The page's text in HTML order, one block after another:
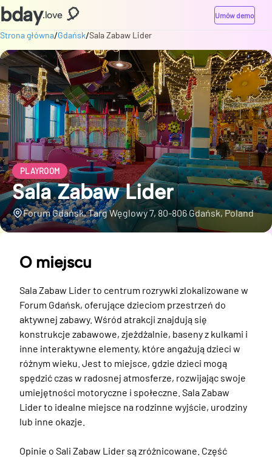
bday.love 🎈 Umów demo
Strona główna/Gdańsk/Sala Zabaw Lider
PLAYROOM
Sala Zabaw Lider
Forum Gdańsk, Targ Węglowy 7, 80-806 Gdańsk, Poland
O miejscu
Sala Zabaw Lider to centrum rozrywki zlokalizowane w
Forum Gdańsk, oferujące dzieciom przestrzeń do
aktywnej zabawy. Wśród atrakcji znajdują się
konstrukcje zabawowe, zjeżdżalnie, baseny z kulkami i
inne interaktywne elementy, które angażują dzieci w
różnym wieku. Jest to miejsce, gdzie dzieci mogą
spędzić czas w radosnej atmosferze, rozwijając swoje
umiejętności motoryczne i społeczne. Sala Zabaw
Lider to idealne miejsce na rodzinne wyjście, urodziny
lub inne okazje.
Opinie o Sali Zabaw Lider są zróżnicowane. Część